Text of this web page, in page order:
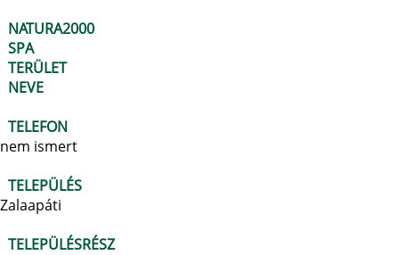
NATURA2000
SPA
TERÜLET
NEVE
TELEFON
nem ismert
TELEPÜLÉS
Zalaapáti
TELEPÜLÉSRÉSZ